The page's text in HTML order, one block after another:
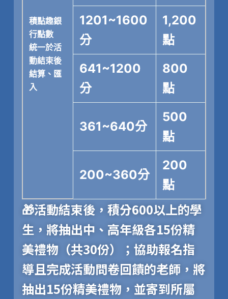
積點趣銀
行點數
統一於活
動結束後
結算、匯
入
1201~1600
分
1,200
點
641~1200
分
800
點
361~640分
500
點
200~360分
200
點
🎁活動結束後，積分600以上的學
生，將抽出中、高年級各15份精
美禮物（共30份）；協助報名指
導且完成活動問卷回饋的老師，將
抽出15份精美禮物，並寄到所屬